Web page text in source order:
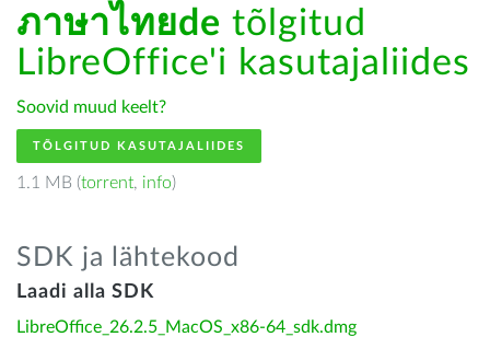
ภาษาไทยde tõlgitud
LibreOffice'i kasutajaliides
Soovid muud keelt?
TÕLGITUD KASUTAJALIIDES
1.1 MB (torrent, info)
SDK ja lähtekood
Laadi alla SDK
LibreOffice_26.2.5_MacOS_x86-64_sdk.dmg